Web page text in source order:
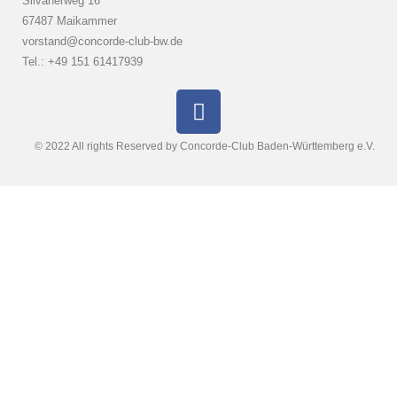
67487 Maikammer
vorstand@concorde-club-bw.de
Tel.: +49 151 61417939
© 2022 All rights Reserved by Concorde-Club Baden-Württemberg e.V.